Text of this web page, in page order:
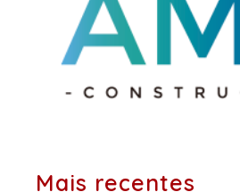
Mais recentes